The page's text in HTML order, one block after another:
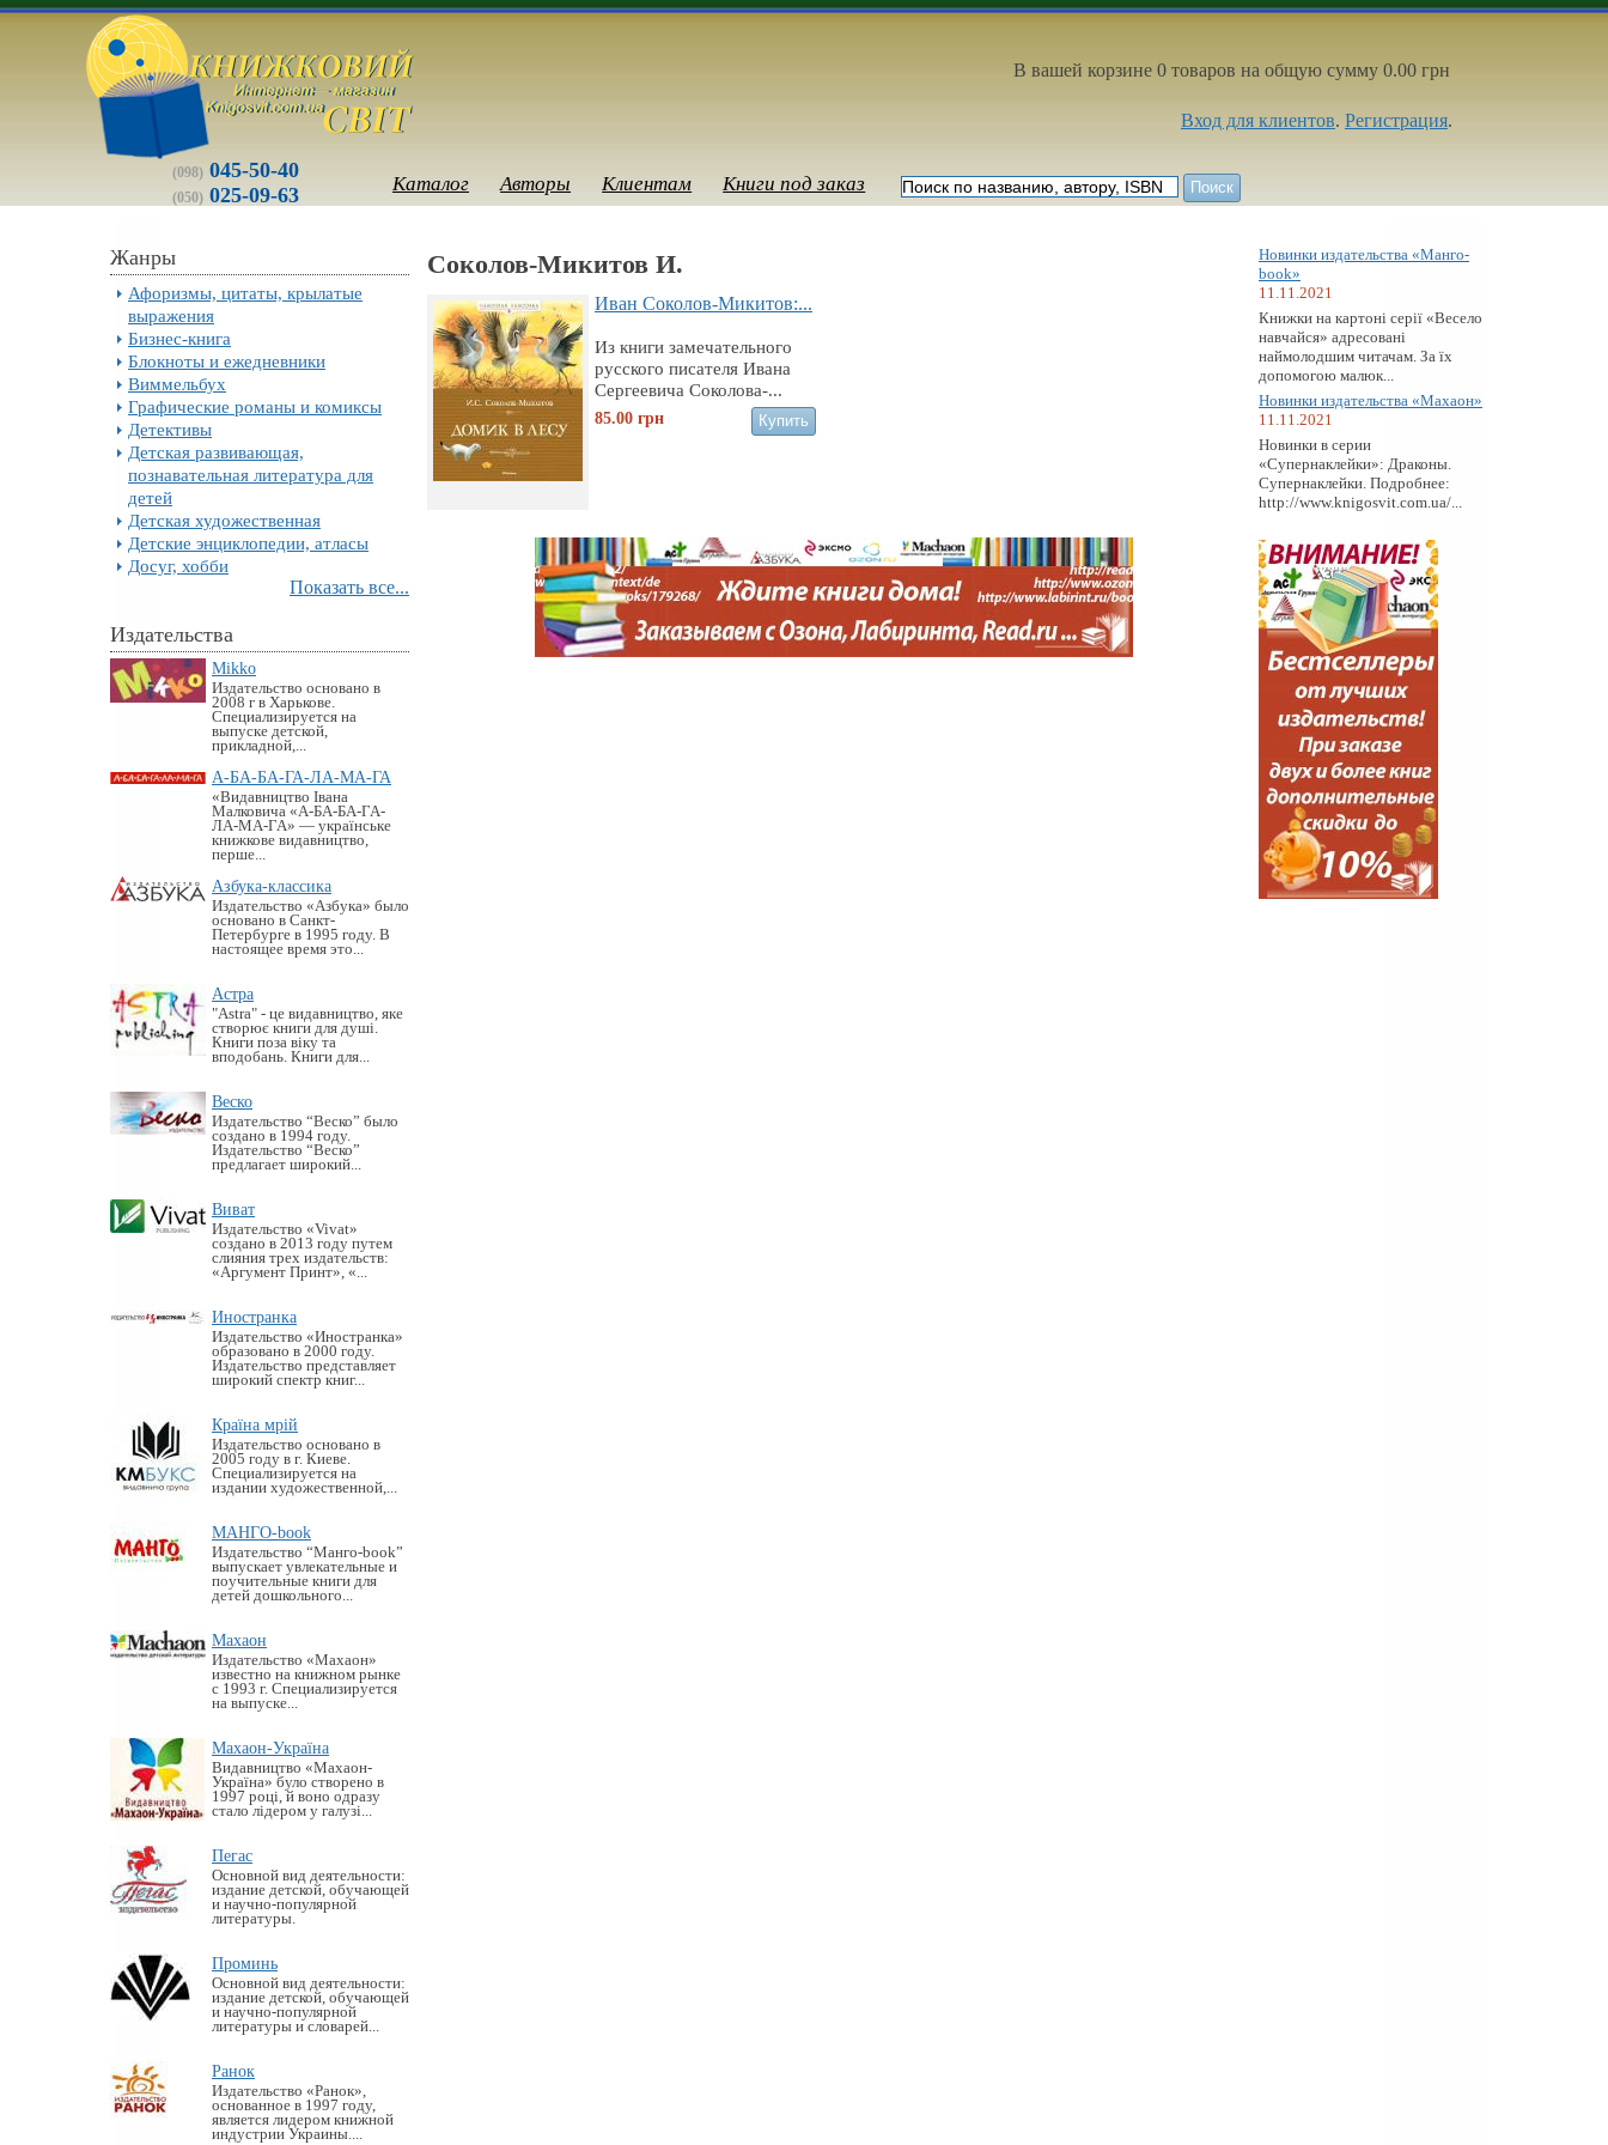
Вход для клиентов. Регистрация.
(098) 045-50-40
(050) 025-09-63
В вашей корзине 0 товаров на общую сумму 0.00 грн
Каталог Авторы Клиентам Книги под заказ
Жанры
Афоризмы, цитаты, крылатые
выражения
Бизнес-книга
Блокноты и ежедневники
Виммельбух
Графические романы и комиксы
Детективы
Детская развивающая,
познавательная литература для
детей
Детская художественная
Детские энциклопедии, атласы
Досуг, хобби
Показать все...
Издательства
Mikko
Издательство основано в
2008 г в Харькове.
Специализируется на
выпуске детской,
прикладной,...
А-БА-БА-ГА-ЛА-МА-ГА
«Видавництво Івана
Малковича «А-БА-БА-ГА-
ЛА-МА-ГА» — українське
книжкове видавництво,
перше...
Азбука-классика
Издательство «Азбука» было
основано в Санкт-
Петербурге в 1995 году. В
настоящее время это...
Астра
"Astra" - це видавництво, яке
створює книги для душі.
Книги поза віку та
вподобань. Книги для...
Веско
Издательство “Веско” было
создано в 1994 году.
Издательство “Веско”
предлагает широкий...
Виват
Издательство «Vivat»
создано в 2013 году путем
слияния трех издательств:
«Аргумент Принт», «...
Иностранка
Издательство «Иностранка»
образовано в 2000 году.
Издательство представляет
широкий спектр книг...
Країна мрій
Издательство основано в
2005 году в г. Киеве.
Специализируется на
издании художественной,...
МАНГО-book
Издательство “Манго-book”
выпускает увлекательные и
поучительные книги для
детей дошкольного...
Махаон
Издательство «Махаон»
известно на книжном рынке
с 1993 г. Специализируется
на выпуске...
Махаон-Україна
Видавництво «Махаон-
Україна» було створено в
1997 році, й воно одразу
стало лідером у галузі...
Пегас
Основной вид деятельности:
издание детской, обучающей
и научно-популярной
литературы.
Проминь
Основной вид деятельности:
издание детской, обучающей
и научно-популярной
литературы и словарей...
Ранок
Издательство «Ранок»,
основанное в 1997 году,
является лидером книжной
индустрии Украины....
Новинки издательства «Манго-
book»
11.11.2021
Книжки на картоні серії «Весело
навчайся» адресовані
наймолодшим читачам. За їх
допомогою малюк...
Новинки издательства «Махаон»
11.11.2021
Новинки в серии
«Супернаклейки»: Драконы.
Супернаклейки. Подробнее:
http://www.knigosvit.com.ua/...
Соколов-Микитов И.
Иван Соколов-Микитов:...
Из книги замечательного
русского писателя Ивана
Сергеевича Соколова-...
85.00 грн